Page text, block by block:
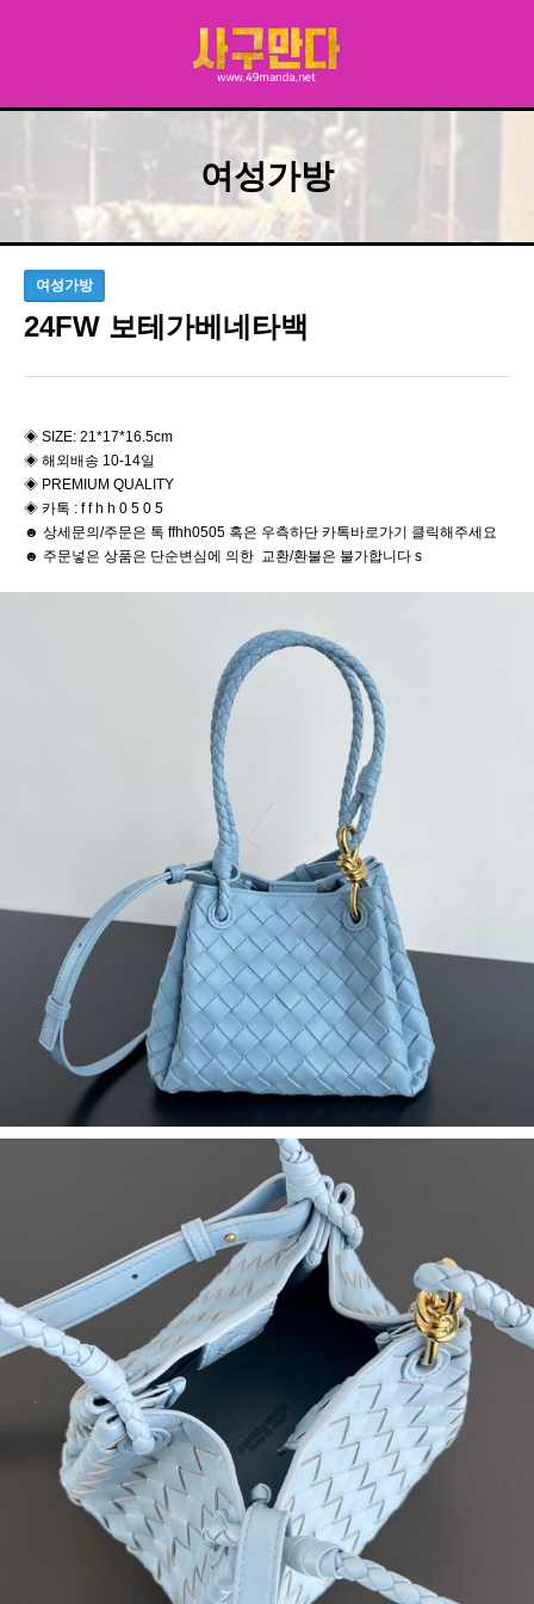
여성가방
여성가방
24FW 보테가베네타백
​◈ SIZE: 21*17*16.5cm
​◈ 해외배송 10-14일
◈ PREMIUM QUALITY
◈ 카톡 : f f h h 0 5 0 5
☻ 상세문의/주문은 톡 ffhh0505 혹은 우측하단 카톡바로가기 클릭해주세요
☻ 주문넣은 상품은 단순변심에 의한 교환/환불은 불가합니다 s